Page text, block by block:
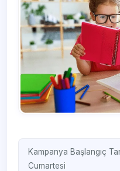
Kampanya Başlangıç
Cumartesi